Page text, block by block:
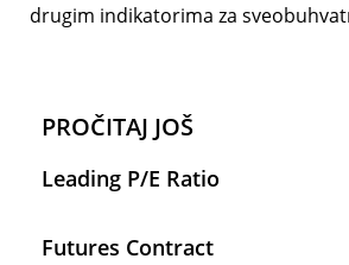
drugim indikatorima za
PROČITAJ JOŠ
Leading P/E Ratio
Futures Contract